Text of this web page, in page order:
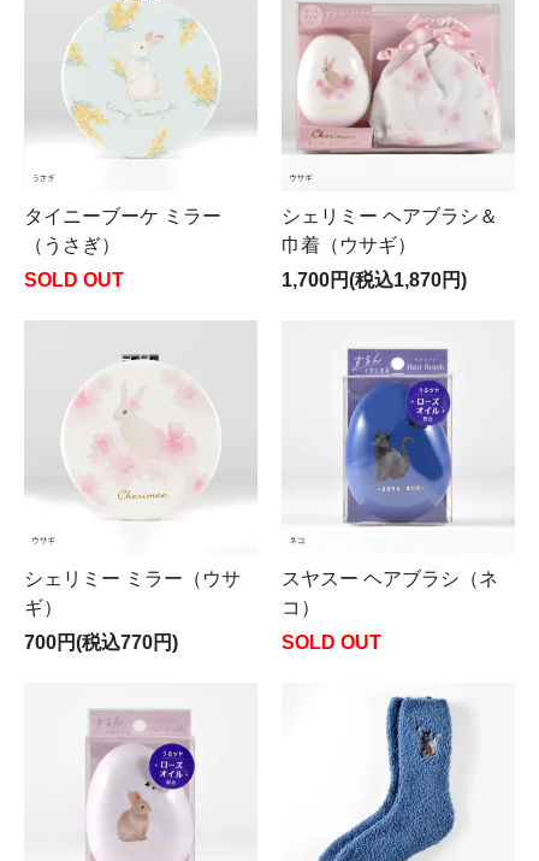
タイニーブーケ ミラー
（うさぎ）
SOLD OUT
シェリミー ヘアブラシ＆
巾着（ウサギ）
1,700円(税込1,870円)
シェリミー ミラー（ウサ
ギ）
700円(税込770円)
スヤスー ヘアブラシ（ネ
コ）
SOLD OUT